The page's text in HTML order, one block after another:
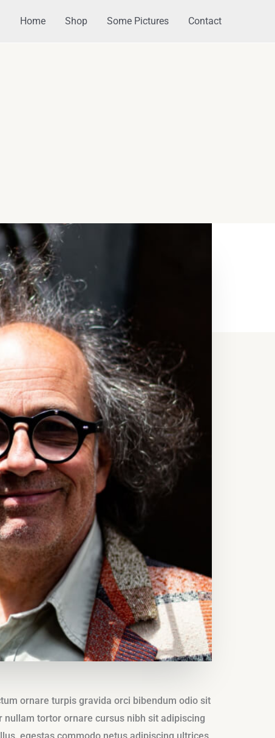
Home Shop Some Pictures Contact
ornare turpis gravida orci bibendum odio sit
tortor ornare cursus nibh sit adipiscing